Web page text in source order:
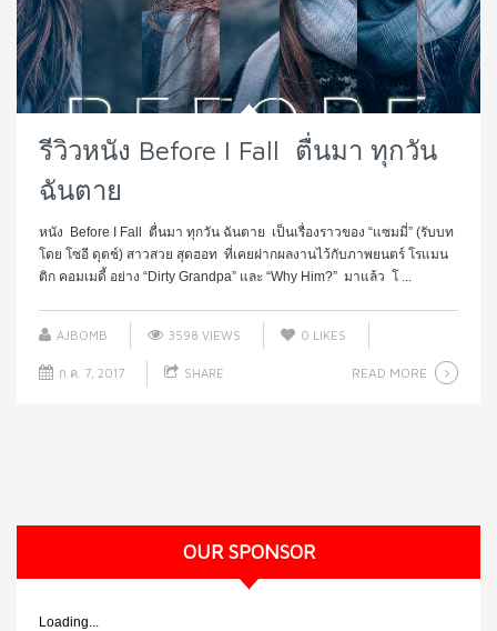
รีวิวหนัง Before I Fall ตื่นมา ทุกวัน
ฉันตาย
หนัง Before I Fall ตื่นมา ทุกวัน ฉันตาย เป็นเรื่องราวของ “แซมมี่” (รับบท
โดย โซอี ดุตช์) สาวสวย สุดฮอท ที่เคยฝากผลงานไว้กับภาพยนตร์ โรแมน
ติก คอมเมดี้ อย่าง “Dirty Grandpa” และ “Why Him?” มาแล้ว โ ...
AJBOMB 3598 VIEWS 0 LIKES
ก.ค. 7, 2017 SHARE READ MORE
OUR SPONSOR
Loading...